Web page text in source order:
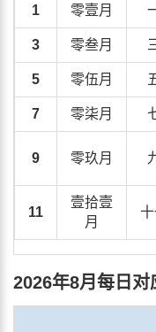
1 零壹月
3 零叁月
5 零伍月
7 零柒月
9 零玖月
11
壹拾壹
月
十
2026年8月每日